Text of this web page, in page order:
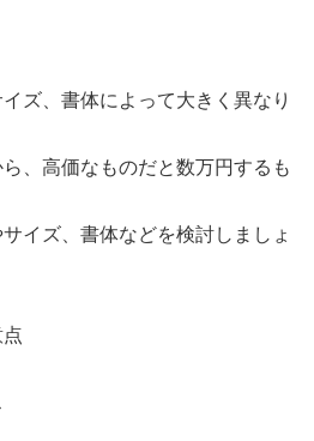
ズ、書体によって大きく異なり
、高価なものだと数万円するも
イズ、書体などを検討しましょ